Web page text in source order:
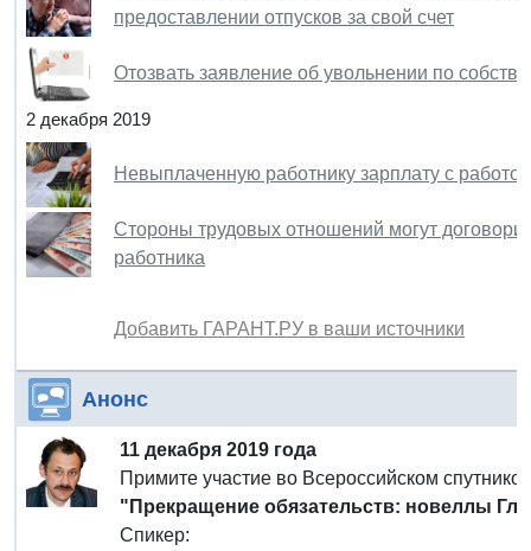
предоставлении отпусков за свой счет
Отозвать заявление об увольнении по
2 декабря 2019
Невыплаченную работнику зарплату с
Стороны трудовых отношений могут
работника
Добавить ГАРАНТ.РУ в ваши источники
Анонс
11 декабря 2019 года
Примите участие во Всероссийском
"Прекращение обязательств: новеллы
Спикер: